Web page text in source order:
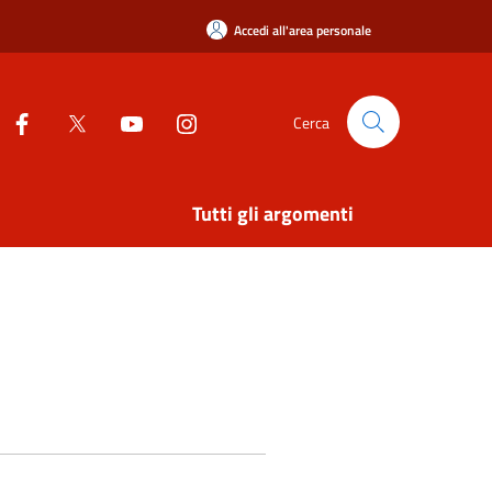
Accedi all'area personale
Cerca
Tutti gli argomenti